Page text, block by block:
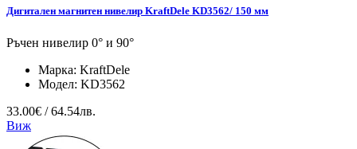
Дигитален магнитен нивелир KraftDele KD3562/ 150 мм
Ръчен нивелир 0° и 90°
Марка: KraftDele
Модел: KD3562
33.00€ / 64.54лв.
Виж